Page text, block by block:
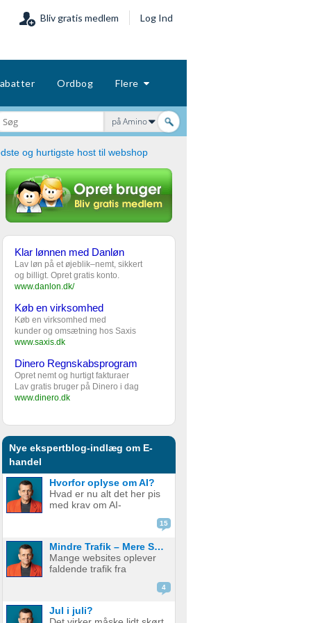
Bliv gratis medlem Log Ind
Ordbog Flere
på Amino
og hurtigste host til webshop
Klar lønnen med Danløn
Lav løn på et øjeblik–nemt, sikkert
og billigt. Opret gratis konto.
www.danlon.dk/
Køb en virksomhed
Køb en virksomhed med
kunder og omsætning hos Saxis
www.saxis.dk
Dinero Regnskabsprogram
Opret nemt og hurtigt fakturaer
Lav gratis bruger på Dinero i dag
www.dinero.dk
Nye ekspertblog-indlæg om E-
handel
Hvorfor oplyse om AI?
Hvad er nu alt det her pis
med krav om AI-
have det. Spotify vil have
hopper også med på
vognen. Men… hvorfor
egentlig? OK, boomer –
15
Mindre Trafik – Mere Salg
Mange websites oplever
faldende trafik fra
Google. Nogle mistænker
de bare ikke ranker så
4
Jul i juli?